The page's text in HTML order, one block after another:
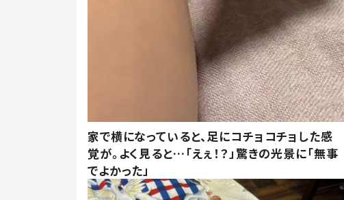
家で横になっていると、足にコチョコチョした感
覚が。よく見ると…「えぇ！？」驚きの光景に「無事
でよかった」